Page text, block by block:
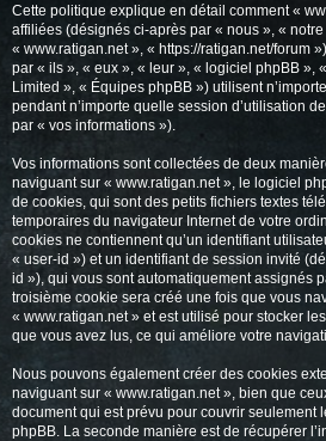
Cette politique explique en détail comment «
affiliées (désignés ci-après par « nous », «
« www.ratigan.net », « https://ratigan.net/forum
par « ils », « eux », « leur », « logiciel phpBB »,
Limited », « Équipes phpBB ») utilisent
pendant n’importe quelle session d’utilisation
par « vos informations »).
Vos informations sont collectées de deux
naviguant sur « www.ratigan.net », le logiciel
de cookies, qui sont des petits fichiers textes
temporaires du navigateur Internet de votre
cookies ne contiennent qu’un identifiant
« user-id ») et un identifiant de session invité
id »), qui vous sont automatiquement assignés
troisième cookie sera créé une fois que vous
« www.ratigan.net » et est utilisé pour stocker
que vous avez lus, ce qui améliore votre
Nous pouvons également créer des cookies
naviguant sur « www.ratigan.net », bien que
document qui est prévu pour couvrir seulement
phpBB. La seconde manière est de récupérer